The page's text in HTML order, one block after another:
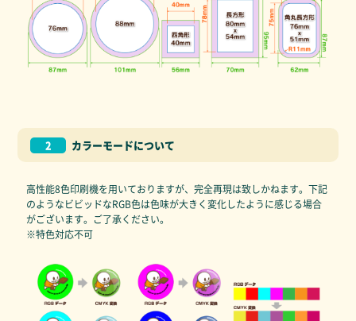
2 カラーモードについて
高性能8色印刷機を用いておりますが、完全再現は致しかねます。下記
のようなビビッドなRGB色は色味が大きく変化したように感じる場合
がございます。ご了承ください。
※特色対応不可